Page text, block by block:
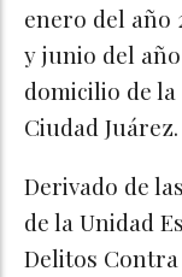
enero del año
y junio del
domicilio de la
Ciudad Juárez.
Derivado de
de la Unidad
Delitos